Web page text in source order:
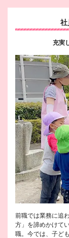
社
充実
前職では業務に追
方」を諦めかけて
職。今では、子ど